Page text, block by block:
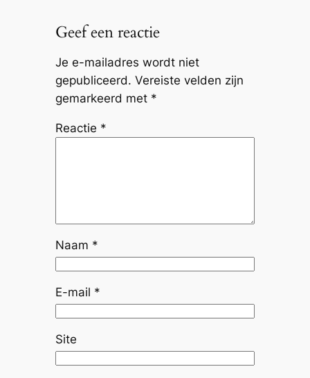
Geef een reactie
Je e-mailadres wordt niet
gepubliceerd. Vereiste velden zijn
gemarkeerd met *
Reactie *
Naam *
E-mail *
Site